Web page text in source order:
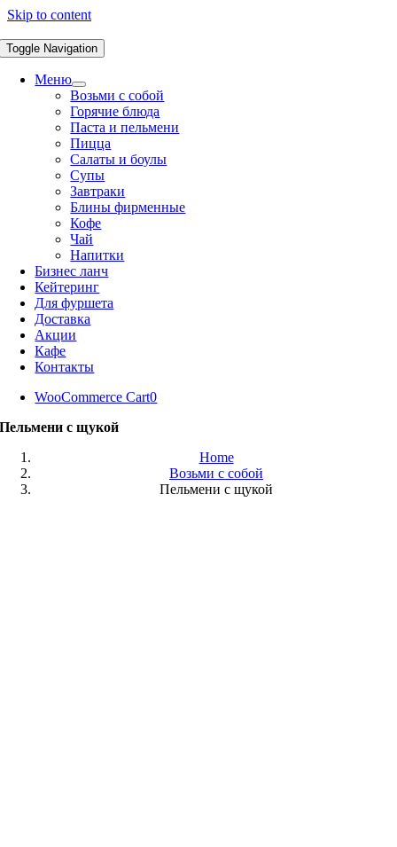
Skip to content
Toggle Navigation
Меню
Возьми с собой
Горячие блюда
Паста и пельмени
Пицца
Салаты и боулы
Супы
Завтраки
Блины фирменные
Кофе
Чай
Напитки
Бизнес ланч
Кейтеринг
Для фуршета
Доставка
Акции
Кафе
Контакты
WooCommerce Cart0
Пельмени с щукой
Home
Возьми с собой
Пельмени с щукой